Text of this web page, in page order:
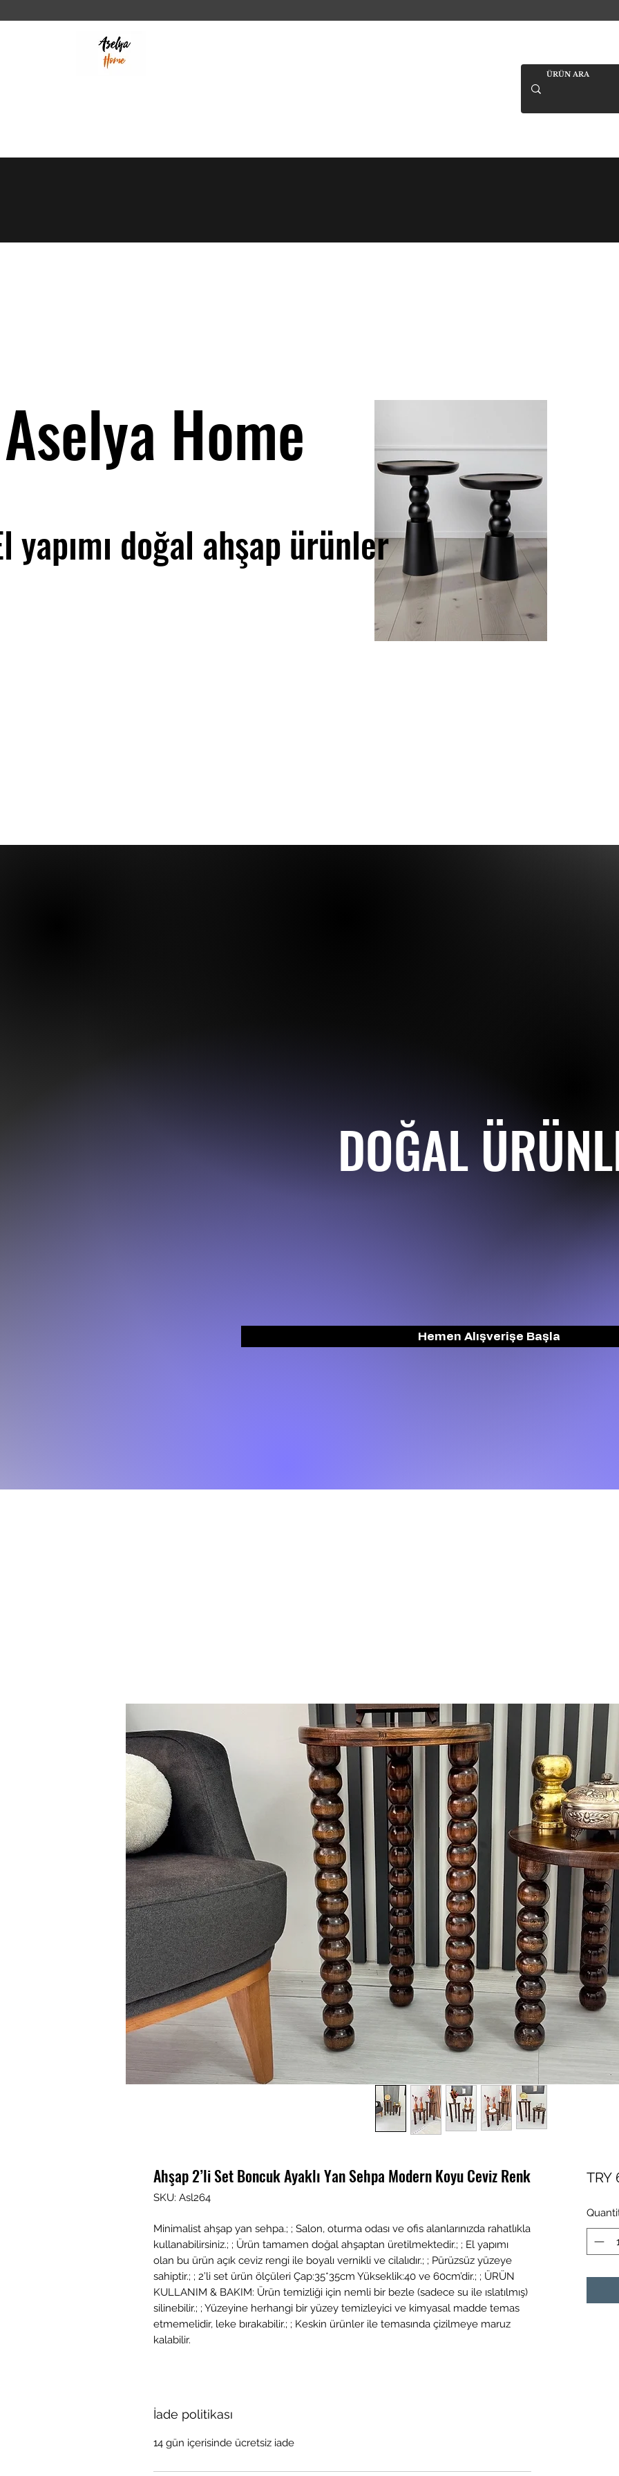
Aselya Home
yapımı doğal ahşap ürünler
DOĞAL
Hemen Alışverişe Başla
Ahşap 2’li Set Boncuk Ayaklı Yan Sehpa Modern Koyu Ceviz Renk
SKU: Asl264
Minimalist ahşap yan sehpa.; ; Salon, oturma odası ve ofis alanlarınızda rahatlıkla
kullanabilirsiniz.; ; Ürün tamamen doğal ahşaptan üretilmektedir.; ; El yapımı
olan bu ürün açık ceviz rengi ile boyalı vernikli ve cilalıdır.; ; Pürüzsüz yüzeye
sahiptir.; ; 2’li set ürün ölçüleri Çap:35*35cm Yükseklik:40 ve 60cm’dir.; ; ÜRÜN
KULLANIM & BAKIM: Ürün temizliği için nemli bir bezle (sadece su ile ıslatılmış)
silinebilir.; ; Yüzeyine herhangi bir yüzey temizleyici ve kimyasal madde temas
etmemelidir, leke bırakabilir.; ; Keskin ürünler ile temasında çizilmeye maruz
kalabilir.
İade politikası
14 gün içerisinde ücretsiz iade
TRY